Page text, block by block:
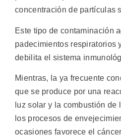
concentración de partículas
Este tipo de contaminación
padecimientos respiratorios
debilita el sistema
Mientras, la ya frecuente
que se produce por una
luz solar y la combustión de
los procesos de
ocasiones favorece el